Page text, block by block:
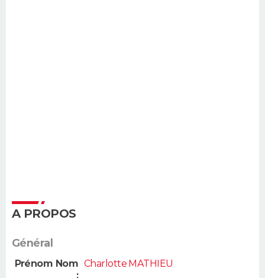
A PROPOS
Général
Prénom Nom
:
Charlotte MATHIEU